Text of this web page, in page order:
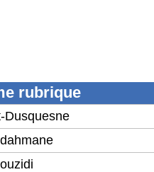
rubrique
Dusquesne